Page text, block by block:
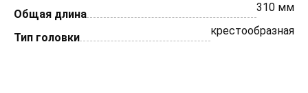
Общая длина
310 мм
Тип головки
крестообразная